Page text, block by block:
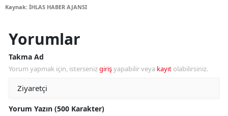
Kaynak: İHLAS HABER AJANSI
Yorumlar
Takma Ad
Yorum yapmak için, istersenizgirişyapabilir veya kayıt olabilirsiniz.
Yorum Yazın (500 Karakter)